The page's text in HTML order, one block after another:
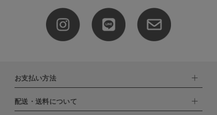
お支払い方法
下記お支払い方法よりお選びいただけます。
・クレジットカード（VISA,mastercard,JCB,AMERICAN
配送・送料について